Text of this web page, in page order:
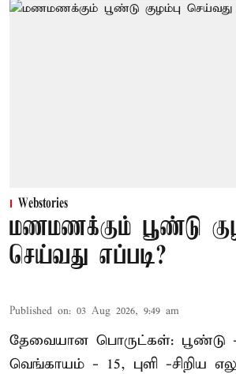
Webstories
மணமணக்கும் பூண்டு
செய்வது எப்படி?
Published on: 03 Aug 2026, 9:49 am
தேவையான பொருட்கள்: பூண்டு
வெங்காயம் - 15, புளி -சிறிய